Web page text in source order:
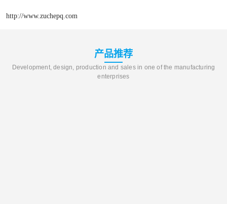
http://www.zuchepq.com
产品推荐
Development, design, production and sales in one of the manufacturing
enterprises